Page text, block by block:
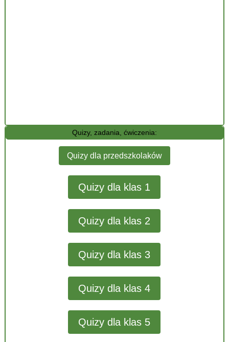
Quizy, zadania, ćwiczenia:
Quizy dla przedszkolaków
Quizy dla klas 1
Quizy dla klas 2
Quizy dla klas 3
Quizy dla klas 4
Quizy dla klas 5